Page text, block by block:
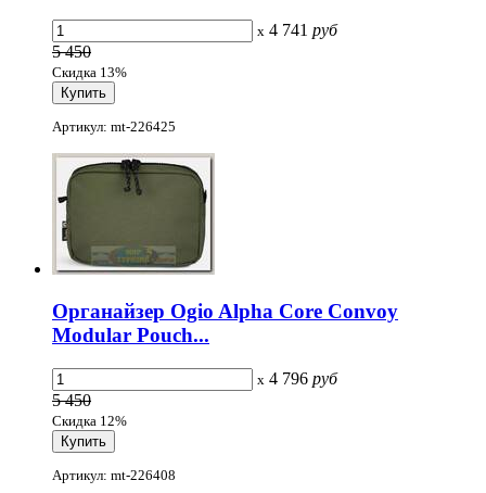
x 4 741 руб
5 450
Скидка 13%
Артикул: mt-226425
Органайзер Ogio Alpha Core Convoy
Modular Pouch...
x 4 796 руб
5 450
Скидка 12%
Артикул: mt-226408